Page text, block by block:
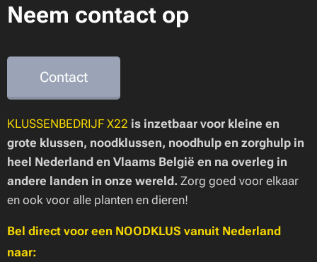
Neem contact op
Contact
KLUSSENBEDRIJF X22 is inzetbaar voor kleine en
grote klussen, noodklussen, noodhulp en zorghulp in
heel Nederland en Vlaams België en na overleg in
andere landen in onze wereld. Zorg goed voor elkaar
en ook voor alle planten en dieren!
Bel direct voor een NOODKLUS vanuit Nederland
naar: